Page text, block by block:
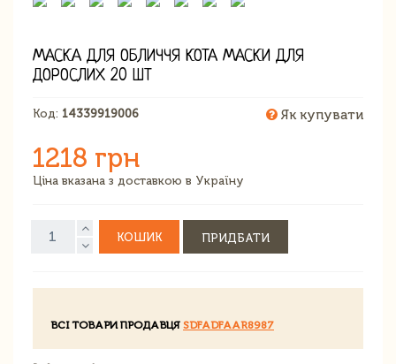
МАСКА ДЛЯ ОБЛИЧЧЯ КОТА МАСКИ ДЛЯ
ДОРОСЛИХ 20 ШТ
Код: 14339919006 Як купувати
1218 грн
Ціна вказана з доставкою в Україну
КОШИК ПРИДБАТИ
ВСІ ТОВАРИ ПРОДАВЦЯ SDFADFAAR8987